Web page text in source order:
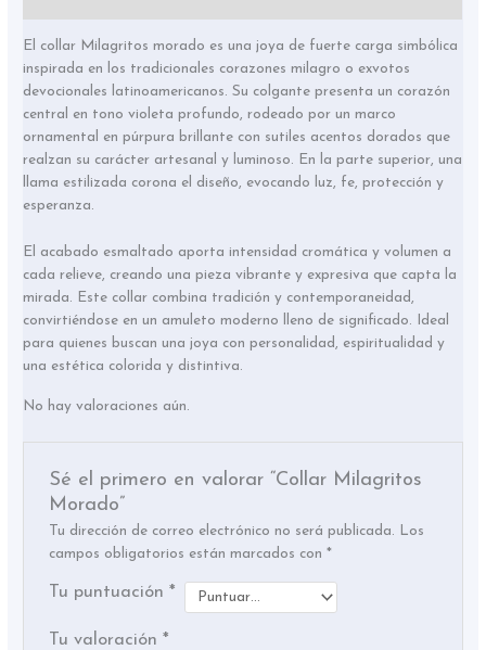
El collar Milagritos morado es una joya de fuerte carga simbólica
inspirada en los tradicionales corazones milagro o exvotos
devocionales latinoamericanos. Su colgante presenta un corazón
central en tono violeta profundo, rodeado por un marco
ornamental en púrpura brillante con sutiles acentos dorados que
realzan su carácter artesanal y luminoso. En la parte superior, una
llama estilizada corona el diseño, evocando luz, fe, protección y
esperanza.
El acabado esmaltado aporta intensidad cromática y volumen a
cada relieve, creando una pieza vibrante y expresiva que capta la
mirada. Este collar combina tradición y contemporaneidad,
convirtiéndose en un amuleto moderno lleno de significado. Ideal
para quienes buscan una joya con personalidad, espiritualidad y
una estética colorida y distintiva.
No hay valoraciones aún.
Sé el primero en valorar “Collar Milagritos
Morado”
Tu dirección de correo electrónico no será publicada.
Los
campos obligatorios están marcados con *
Tu puntuación *
Tu valoración *